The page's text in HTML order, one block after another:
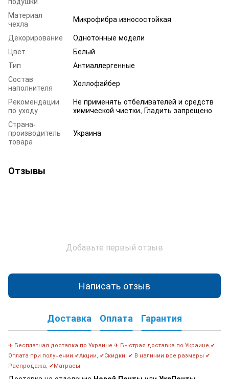
Материал
чехла
Микрофибра износостойкая
Декорирование
Однотонные модели
Цвет
Белый
Тип
Антиаллергенные
Состав
наполнителя
Холлофайбер
Рекомендации
по уходу
Не применять отбеливателей и средств
химической чистки, Гладить запрещено
Страна-
производитель
товара
Украина
Отзывы
Добавьте первый отзыв
Написать отзыв
Доставка Оплата Гарантия
✈ Бесплатная доставка по Украине ✈ Быстрая доставка по Украине,✔
Оплата при получении ✔Акции, ✔Скидки, ✔ В наличии все размеры ✔
Распродажа, ✔Матрасы